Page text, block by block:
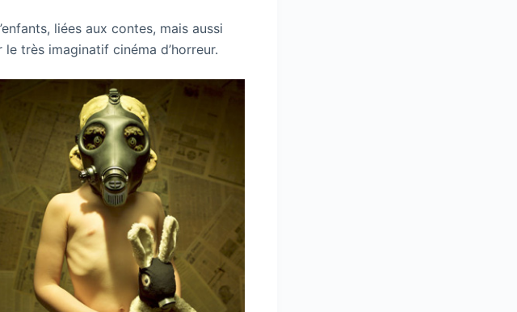
liées aux contes, mais aussi
le très imaginatif cinéma d’horreur.